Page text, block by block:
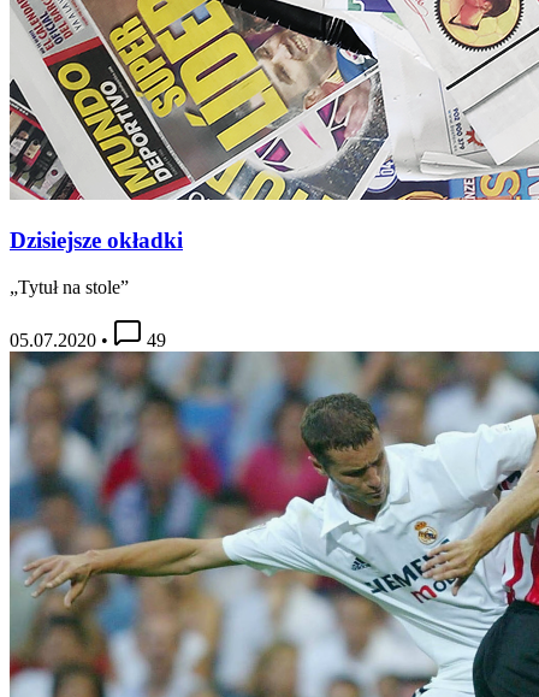
Dzisiejsze okładki
„Tytuł na stole”
05.07.2020 • 49